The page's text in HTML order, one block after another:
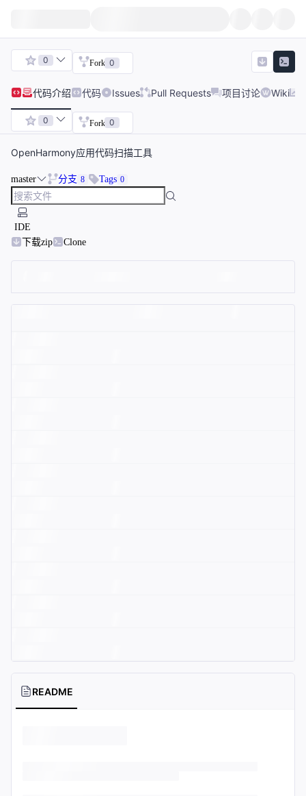
0 Fork 0
代码介绍 代码 Issues Pull Requests 项目讨论 Wiki
0 Fork 0
OpenHarmony应用代码扫描工具
master 分支 8 Tags 0
IDE
下载zip
Clone
README